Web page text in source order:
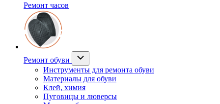
Ремонт часов
Ремонт обуви
Инструменты для ремонта обуви
Материалы для обуви
Клей, химия
Пуговицы и люверсы